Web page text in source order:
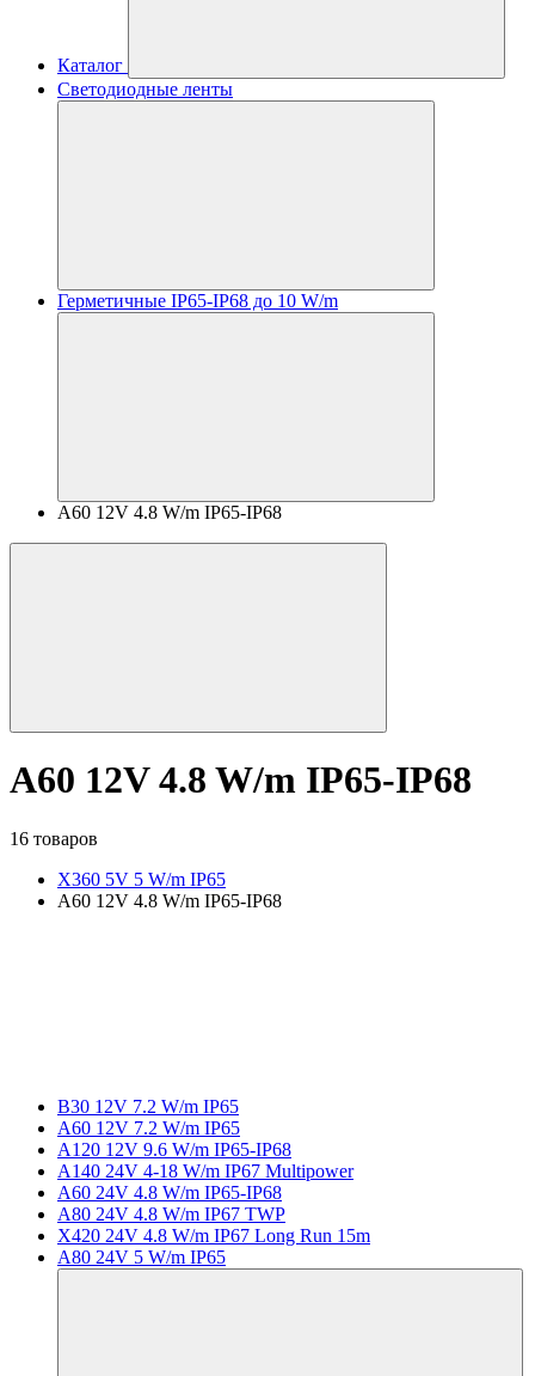
Каталог
Светодиодные ленты
Герметичные IP65-IP68 до 10 W/m
A60 12V 4.8 W/m IP65-IP68
A60 12V 4.8 W/m IP65-IP68
16 товаров
X360 5V 5 W/m IP65
A60 12V 4.8 W/m IP65-IP68
B30 12V 7.2 W/m IP65
A60 12V 7.2 W/m IP65
A120 12V 9.6 W/m IP65-IP68
A140 24V 4-18 W/m IP67 Multipower
A60 24V 4.8 W/m IP65-IP68
A80 24V 4.8 W/m IP67 TWP
X420 24V 4.8 W/m IP67 Long Run 15m
A80 24V 5 W/m IP65